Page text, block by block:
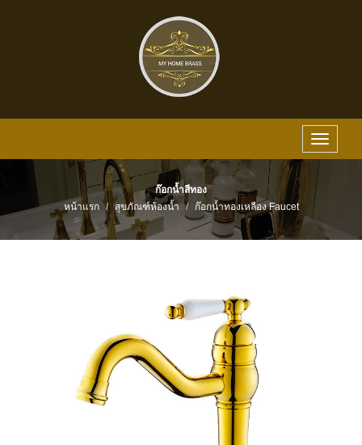
Toggle
ก๊อกน้ำสีทอง
หน้าแรก
สุขภัณฑ์ห้องน้ำ ก๊อกน้ำทองเหลือง Faucet